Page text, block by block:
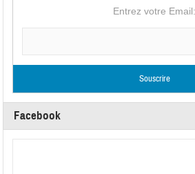
Entrez votre Email:
Facebook